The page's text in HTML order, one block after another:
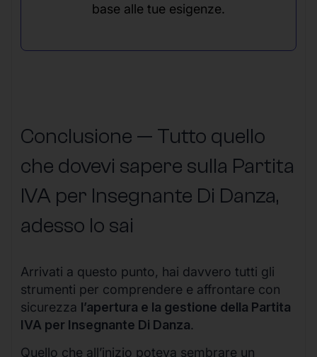
base alle tue esigenze.
Conclusione — Tutto quello
che dovevi sapere sulla Partita
IVA per Insegnante Di Danza,
adesso lo sai
Arrivati a questo punto, hai davvero tutti gli
strumenti per comprendere e affrontare con
sicurezza l’apertura e la gestione della Partita
IVA per Insegnante Di Danza.
Quello che all’inizio poteva sembrare un